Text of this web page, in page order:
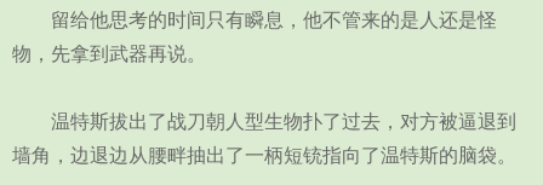
留给他思考的时间只有瞬息，他不管来的是人还是怪
物，先拿到武器再说。
温特斯拔出了战刀朝人型生物扑了过去，对方被逼退到
墙角，边退边从腰畔抽出了一柄短铳指向了温特斯的脑袋。